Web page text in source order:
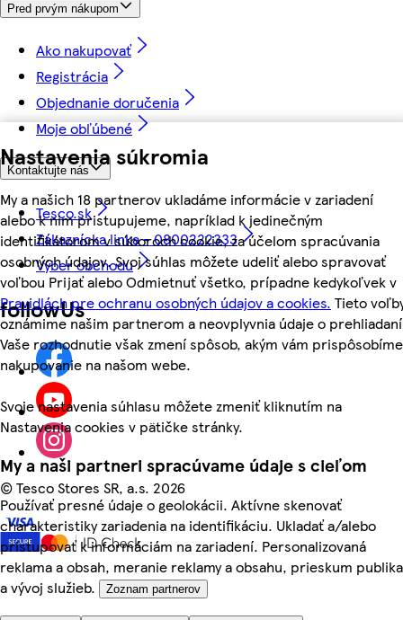
Nastavenia súkromia
My a našich 18 partnerov ukladáme informácie v zariadení
alebo k nim pristupujeme, napríklad k jedinečným
identifikátorom v súboroch cookie, za účelom spracúvania
osobných údajov. Svoj súhlas môžete udeliť alebo spravovať
voľbou Prijať alebo Odmietnuť všetko, prípadne kedykoľvek v
Pravidlách pre ochranu osobných údajov a cookies. Tieto
oznámime našim partnerom a neovplyvnia údaje o
Vaše rozhodnutie však zmení spôsob, akým vám prispôsobíme
nakupovanie na našom webe.
Svoje nastavenia súhlasu môžete zmeniť kliknutím na
Nastavenia cookies v pätičke stránky.
My a naši partneri spracúvame údaje s cieľom
Používať presné údaje o geolokácii. Aktívne skenovať
charakteristiky zariadenia na identifikáciu. Ukladať a/alebo
pristupovať k informáciám na zariadení. Personalizovaná
reklama a obsah, meranie reklamy a obsahu, prieskum publika
a vývoj služieb.
Zoznam partnerov
Pred prvým nákupom
Ako nakupovať
Registrácia
Objednanie doručenia
Moje obľúbené
Kontaktujte nás
Tesco.sk
Zákaznícka linka - 0800222333
Výber obchodu
followUs
©Tesco Stores SR, a.s. 2026